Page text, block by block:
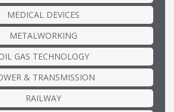
MEDICAL DEVICES
METALWORKING
GAS TECHNOLOGY
& TRANSMISSION
RAILWAY